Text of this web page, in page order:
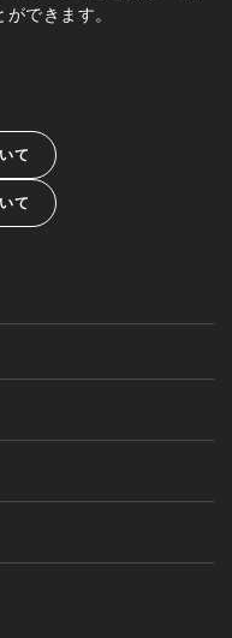
できます。
て
て